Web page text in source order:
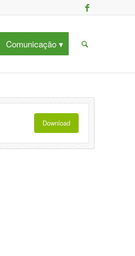
Comunicação
Download